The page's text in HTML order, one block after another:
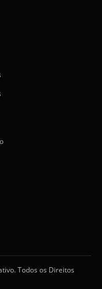
Todos os Direitos